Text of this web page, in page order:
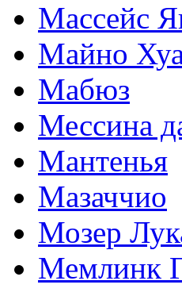
Массейс
Майно
Мабюз
Мессина
Мантенья
Мазаччио
Мозер
Мемлинк